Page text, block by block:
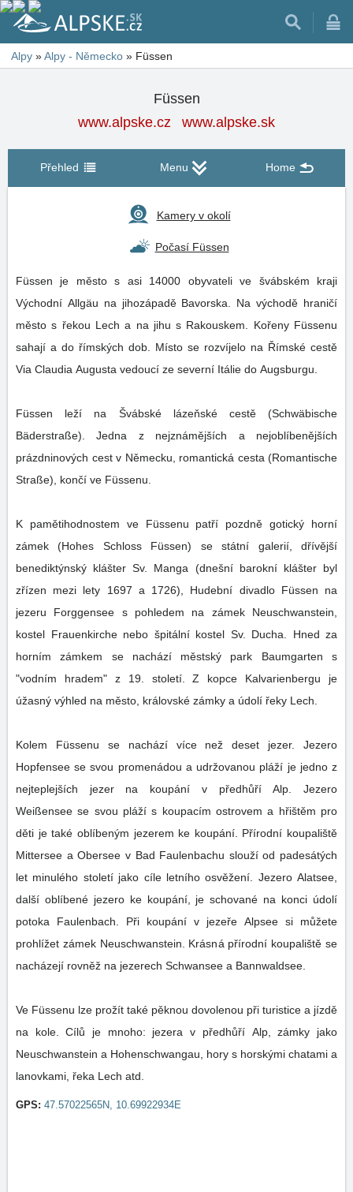
Alpy »Alpy - Německo » Füssen
Füssen
www.alpske.cz
www.alpske.sk
Přehled Menu Home
Kamery v okolí
Počasí Füssen
Füssen je město s asi 14000 obyvateli ve švábském kraji
Východní Allgäu na jihozápadě Bavorska. Na východě hraničí
město s řekou Lech a na jihu s Rakouskem. Kořeny Füssenu
sahají a do římských dob. Místo se rozvíjelo na Římské cestě
Via Claudia Augusta vedoucí ze severní Itálie do Augsburgu.
Füssen leží na Švábské lázeňské cestě (Schwäbische
Bäderstraße). Jedna z nejznámějších a nejoblíbenějších
prázdninových cest v Německu, romantická cesta (Romantische
Straße), končí ve Füssenu.
K pamětihodnostem ve Füssenu patří pozdně gotický horní
zámek (Hohes Schloss Füssen) se státní galerií, dřívější
benediktýnský klášter Sv. Manga (dnešní barokní klášter byl
zřízen mezi lety 1697 a 1726), Hudební divadlo Füssen na
jezeru Forggensee s pohledem na zámek Neuschwanstein,
kostel Frauenkirche nebo špitální kostel Sv. Ducha. Hned za
horním zámkem se nachází městský park Baumgarten s
"vodním hradem" z 19. století. Z kopce Kalvarienbergu je
úžasný výhled na město, královské zámky a údolí řeky Lech.
Kolem Füssenu se nachází více než deset jezer. Jezero
Hopfensee se svou promenádou a udržovanou pláží je jedno z
nejteplejších jezer na koupání v předhůří Alp. Jezero
Weißensee se svou pláží s koupacím ostrovem a hřištěm pro
děti je také oblíbeným jezerem ke koupání. Přírodní koupaliště
Mittersee a Obersee v Bad Faulenbachu slouží od padesátých
let minulého století jako cíle letního osvěžení. Jezero Alatsee,
další oblíbené jezero ke koupání, je schované na konci údolí
potoka Faulenbach. Při koupání v jezeře Alpsee si můžete
prohlížet zámek Neuschwanstein. Krásná přírodní koupaliště se
nacházejí rovněž na jezerech Schwansee a Bannwaldsee.
Ve Füssenu lze prožít také pěknou dovolenou při turistice a jízdě
na kole. Cílů je mnoho: jezera v předhůří Alp, zámky jako
Neuschwanstein a Hohenschwangau, hory s horskými chatami a
lanovkami, řeka Lech atd.
GPS: 47.57022565N, 10.69922934E